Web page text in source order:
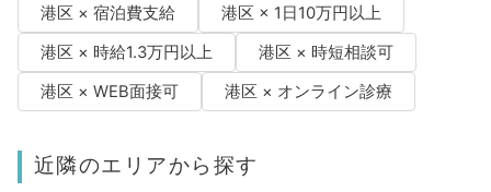
港区 × 宿泊費支給
港区 × 1日10万円以上
港区 × 時給1.3万円以上
港区 × 時短相談可
港区 × WEB面接可
港区 × オンライン診療
近隣のエリアから探す